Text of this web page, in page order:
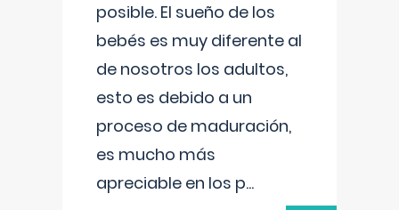
posible. El sueño de los
bebés es muy diferente al
de nosotros los adultos,
esto es debido a un
proceso de maduración,
es mucho más
apreciable en los p...